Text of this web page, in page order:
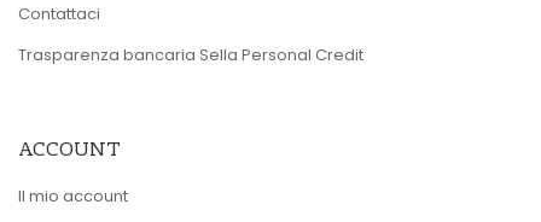
Contattaci
Trasparenza bancaria Sella Personal Credit
ACCOUNT
Il mio account